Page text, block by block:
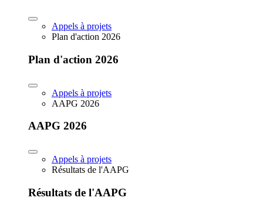
Appels à projets
Plan d'action 2026
Plan d'action 2026
Appels à projets
AAPG 2026
AAPG 2026
Appels à projets
Résultats de l'AAPG
Résultats de l'AAPG